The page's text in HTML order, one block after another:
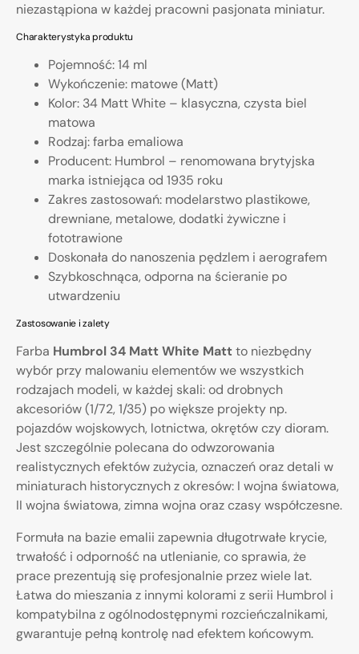
niezastąpiona w każdej pracowni pasjonata miniatur.
Charakterystyka produktu
Pojemność: 14 ml
Wykończenie: matowe (Matt)
Kolor: 34 Matt White – klasyczna, czysta biel
matowa
Rodzaj: farba emaliowa
Producent: Humbrol – renomowana brytyjska
marka istniejąca od 1935 roku
Zakres zastosowań: modelarstwo plastikowe,
drewniane, metalowe, dodatki żywiczne i
fototrawione
Doskonała do nanoszenia pędzlem i aerografem
Szybkoschnąca, odporna na ścieranie po
utwardzeniu
Zastosowanie i zalety
Farba Humbrol 34 Matt White Mattto niezbędny
wybór przy malowaniu elementów we wszystkich
rodzajach modeli, w każdej skali: od drobnych
akcesoriów (1/72, 1/35) po większe projekty np.
pojazdów wojskowych, lotnictwa, okrętów czy dioram.
Jest szczególnie polecana do odwzorowania
realistycznych efektów zużycia, oznaczeń oraz detali w
miniaturach historycznych z okresów: I wojna światowa,
II wojna światowa, zimna wojna oraz czasy współczesne.
Formuła na bazie emalii zapewnia długotrwałe krycie,
trwałość i odporność na utlenianie, co sprawia, że
prace prezentują się profesjonalnie przez wiele lat.
Łatwa do mieszania z innymi kolorami z serii Humbrol i
kompatybilna z ogólnodostępnymi rozcieńczalnikami,
gwarantuje pełną kontrolę nad efektem końcowym.